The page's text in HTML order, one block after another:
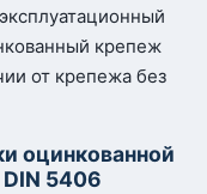
крепеж
от крепежа без
оцинкованной
5406